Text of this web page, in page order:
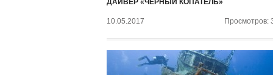
ДАЙВЕР «ЧЁРНЫЙ КОПАТЕЛЬ»
10.05.2017 Просмотров: